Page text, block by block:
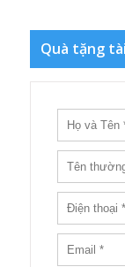
Quà tặng